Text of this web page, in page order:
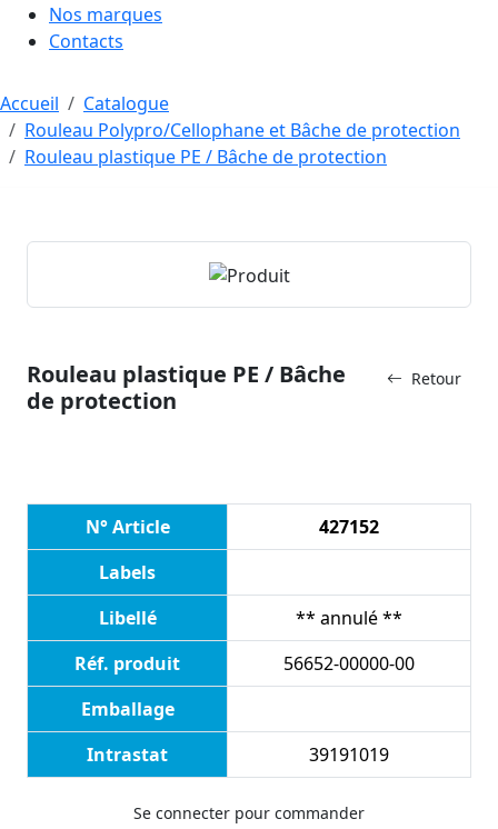
Nos marques
Contacts
Accueil
Catalogue
Rouleau Polypro/Cellophane et Bâche de protection
Rouleau plastique PE / Bâche de protection
Retour
Rouleau plastique PE / Bâche
de protection
N° Article
427152
Labels
Libellé
** annulé **
Réf. produit
56652-00000-00
Emballage
Intrastat
39191019
Se connecter pour commander